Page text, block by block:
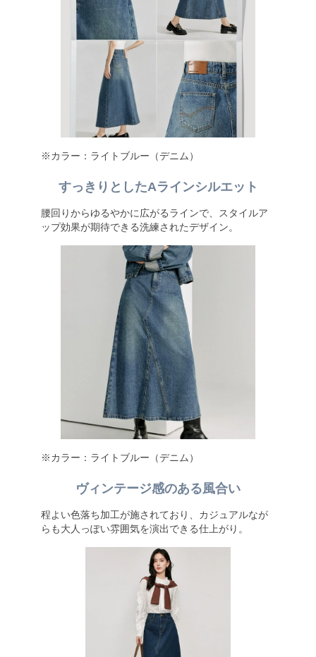
※カラー：ライトブルー（デニム）
すっきりとしたAラインシルエット
腰回りからゆるやかに広がるラインで、スタイルア
ップ効果が期待できる洗練されたデザイン。
※カラー：ライトブルー（デニム）
ヴィンテージ感のある風合い
程よい色落ち加工が施されており、カジュアルなが
らも大人っぽい雰囲気を演出できる仕上がり。